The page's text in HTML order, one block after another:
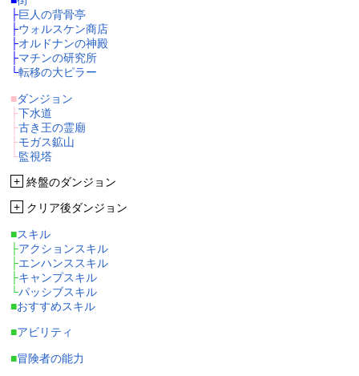
├巨人の背骨亭
├ウォルスケン商店
├オルドナンの神殿
├マチンの研究所
└転移の大ピラー
■ダンジョン
├下水道
├古き王の霊廟
├モガス鉱山
└監視塔
+ 終盤のダンジョン
+ クリア後ダンジョン
■スキル
├アクションスキル
├エンハンススキル
├キャンプスキル
└パッシブスキル
■おすすめスキル
■アビリティ
■冒険者の能力